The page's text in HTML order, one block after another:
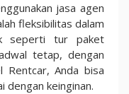
jasa agen
fleksibilitas dalam
seperti tur paket
tetap, dengan
Rentcar, Anda bisa
dengan keinginan.